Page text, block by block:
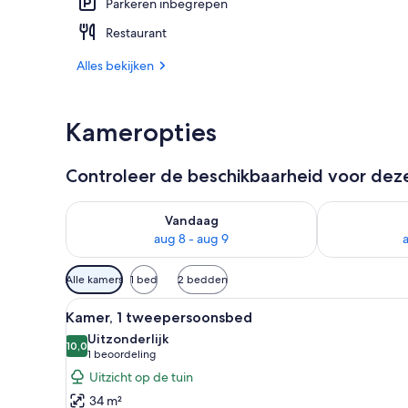
Parkeren inbegrepen
Restaurant
Alles bekijken
Kameropties
Controleer de beschikbaarheid voor
Vandaag
aug 8 - aug 9
De beschikbaarheid controleren voor vanavond aug
De
Beschikbare
filters
voor
kamers
Alle kamers 1 bed 2 bedden
Alle
foto's
voor
Kamer,
1
Een hotelkamer met een
9
Kamer, 1 tweepersoonsbed
10,010,0 van 10
Uitzonderlijk
1 beoordeling
(1
beoordeling)
Uitzicht op de tuin
34 m²